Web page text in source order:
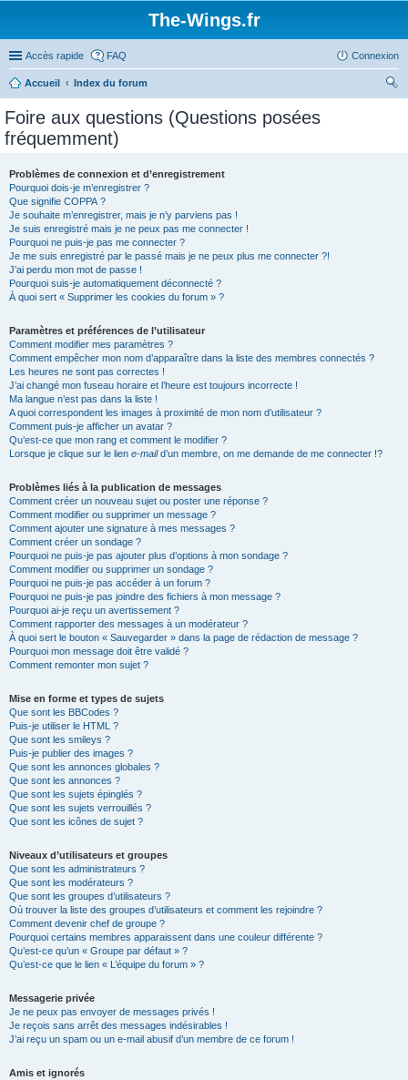
The-Wings.fr
Accès rapide FAQ Connexion
Accueil
Index du forum
Foire aux questions (Questions posées
fréquemment)
Problèmes de connexion et d’enregistrement
Pourquoi dois-je m’enregistrer ?
Que signifie COPPA ?
Je souhaite m’enregistrer, mais je n’y parviens pas !
Je suis enregistré mais je ne peux pas me connecter !
Pourquoi ne puis-je pas me connecter ?
Je me suis enregistré par le passé mais je ne peux plus me connecter ?!
J’ai perdu mon mot de passe !
Pourquoi suis-je automatiquement déconnecté ?
À quoi sert « Supprimer les cookies du forum » ?
Paramètres et préférences de l’utilisateur
Comment modifier mes paramètres ?
Comment empêcher mon nom d’apparaître dans la liste des membres connectés ?
Les heures ne sont pas correctes !
J’ai changé mon fuseau horaire et l’heure est toujours incorrecte !
Ma langue n’est pas dans la liste !
A quoi correspondent les images à proximité de mon nom d’utilisateur ?
Comment puis-je afficher un avatar ?
Qu’est-ce que mon rang et comment le modifier ?
Lorsque je clique sur le lien e-maild’un membre, on me demande de me connecter !?
Problèmes liés à la publication de messages
Comment créer un nouveau sujet ou poster une réponse ?
Comment modifier ou supprimer un message ?
Comment ajouter une signature à mes messages ?
Comment créer un sondage ?
Pourquoi ne puis-je pas ajouter plus d’options à mon sondage ?
Comment modifier ou supprimer un sondage ?
Pourquoi ne puis-je pas accéder à un forum ?
Pourquoi ne puis-je pas joindre des fichiers à mon message ?
Pourquoi ai-je reçu un avertissement ?
Comment rapporter des messages à un modérateur ?
À quoi sert le bouton « Sauvegarder » dans la page de rédaction de message ?
Pourquoi mon message doit être validé ?
Comment remonter mon sujet ?
Mise en forme et types de sujets
Que sont les BBCodes ?
Puis-je utiliser le HTML ?
Que sont les smileys ?
Puis-je publier des images ?
Que sont les annonces globales ?
Que sont les annonces ?
Que sont les sujets épinglés ?
Que sont les sujets verrouillés ?
Que sont les icônes de sujet ?
Niveaux d’utilisateurs et groupes
Que sont les administrateurs ?
Que sont les modérateurs ?
Que sont les groupes d’utilisateurs ?
Où trouver la liste des groupes d’utilisateurs et comment les rejoindre ?
Comment devenir chef de groupe ?
Pourquoi certains membres apparaissent dans une couleur différente ?
Qu’est-ce qu’un « Groupe par défaut » ?
Qu’est-ce que le lien « L’équipe du forum » ?
Messagerie privée
Je ne peux pas envoyer de messages privés !
Je reçois sans arrêt des messages indésirables !
J’ai reçu un spam ou un e-mail abusif d’un membre de ce forum !
Amis et ignorés